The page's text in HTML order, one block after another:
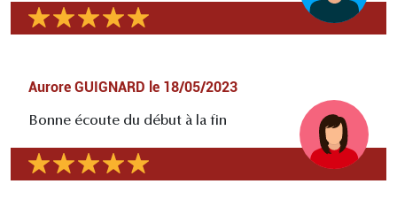
Aurore GUIGNARD le 18/05/2023
Bonne écoute du début à la fin